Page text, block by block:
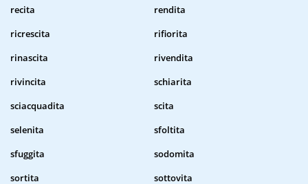
recita
rendita
ricrescita
rifiorita
rinascita
rivendita
rivincita
schiarita
sciacquadita
scita
selenita
sfoltita
sfuggita
sodomita
sortita
sottovita